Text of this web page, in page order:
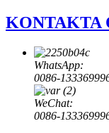
KONTAKTA
WhatsApp:
0086-
WeChat:
0086-